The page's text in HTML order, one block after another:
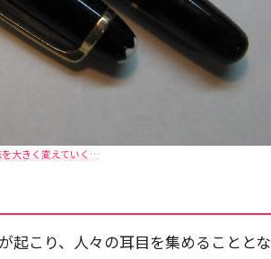
大きく変えていく…
が起こり、人々の耳目を集めることとな